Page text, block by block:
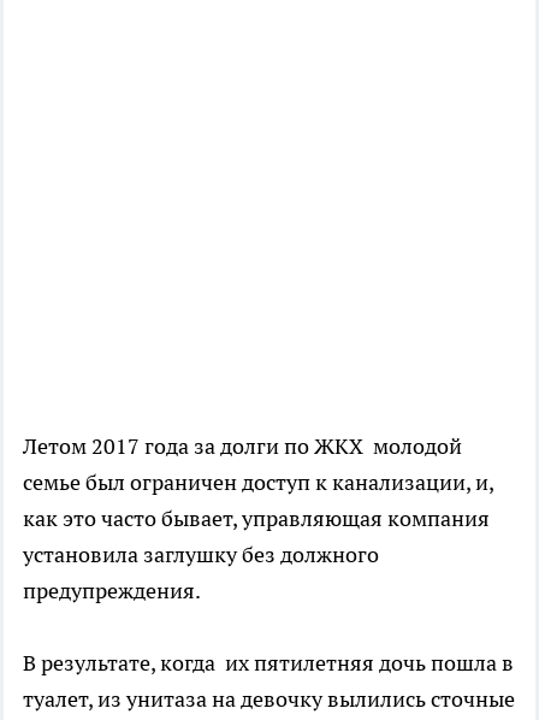
Летом 2017 года за долги по ЖКХ молодой
семье был ограничен доступ к канализации, и,
как это часто бывает, управляющая компания
установила заглушку без должного
предупреждения.
В результате, когда их пятилетняя дочь пошла в
туалет, из унитаза на девочку вылились сточные